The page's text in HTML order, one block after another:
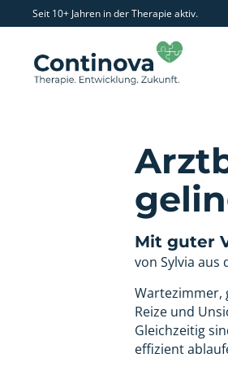
Seit 10+ Jahren in der Therapie aktiv.
Mit guter
von Sylvia aus
Wartezimmer,
Reize und
Gleichzeitig
effizient